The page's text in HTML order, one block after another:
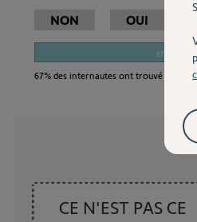
NON OUI
67%
67% des internautes ont trouvé cette
CE N'EST PAS CE